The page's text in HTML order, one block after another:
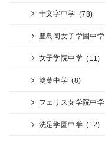
十文字中学 (78)
豊島岡女子学園中学
女子学院中学 (11)
雙葉中学 (8)
フェリス女学院中学
洗足学園中学 (12)